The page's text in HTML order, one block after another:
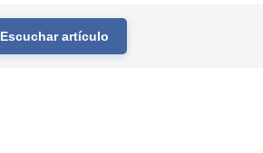
Escuchar artículo